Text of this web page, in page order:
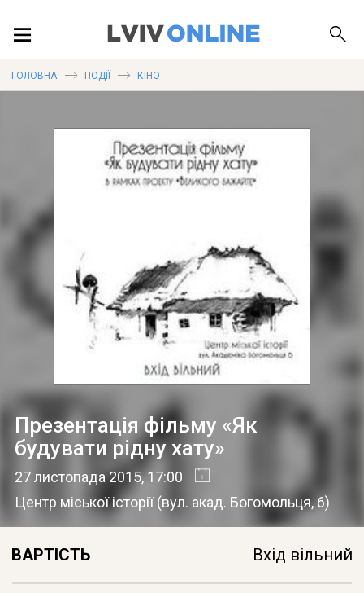
ПУБЛІКАЦІЇ
ДОВІДКА
ГОЛОВНА ПОДІЇ КІНО
Презентація фільму «Як
будувати рідну хату»
27 листопада 2015, 17:00
Центр міської історії (вул. акад. Богомольця, 6)
ВАРТІСТЬ Вхід вільний